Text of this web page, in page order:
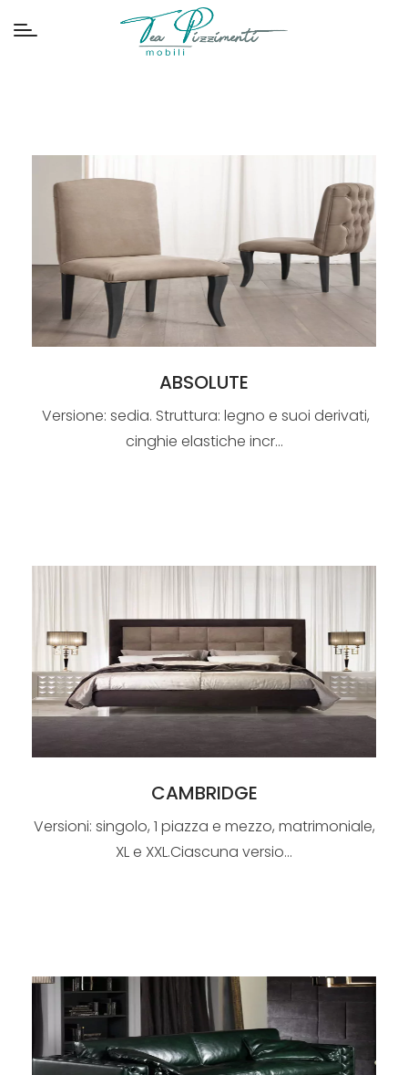
ABSOLUTE
Versione: sedia. Struttura: legno e suoi derivati,
cinghie elastiche incr...
CAMBRIDGE
Versioni: singolo, 1 piazza e mezzo, matrimoniale,
XL e XXL.Ciascuna versio...